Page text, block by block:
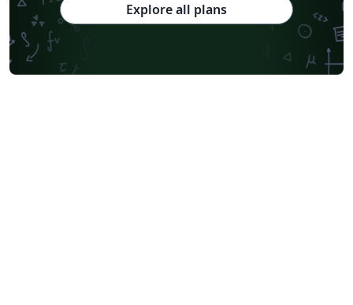
Explore all plans